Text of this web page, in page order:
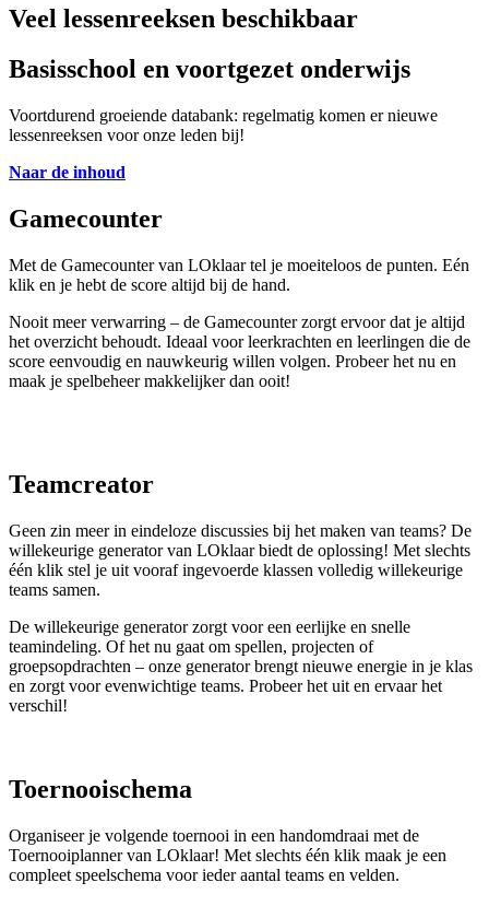
Veel lessenreeksen beschikbaar
Basisschool en voortgezet onderwijs
Voortdurend groeiende databank: regelmatig komen er nieuwe
lessenreeksen voor onze leden bij!
Naar de inhoud
Gamecounter
Met de Gamecounter van LOklaar tel je moeiteloos de punten. Eén
klik en je hebt de score altijd bij de hand.
Nooit meer verwarring – de Gamecounter zorgt ervoor dat je altijd
het overzicht behoudt. Ideaal voor leerkrachten en leerlingen die de
score eenvoudig en nauwkeurig willen volgen. Probeer het nu en
maak je spelbeheer makkelijker dan ooit!
Teamcreator
Geen zin meer in eindeloze discussies bij het maken van teams? De
willekeurige generator van LOklaar biedt de oplossing! Met slechts
één klik stel je uit vooraf ingevoerde klassen volledig willekeurige
teams samen.
De willekeurige generator zorgt voor een eerlijke en snelle
teamindeling. Of het nu gaat om spellen, projecten of
groepsopdrachten – onze generator brengt nieuwe energie in je klas
en zorgt voor evenwichtige teams. Probeer het uit en ervaar het
verschil!
Toernooischema
Organiseer je volgende toernooi in een handomdraai met de
Toernooiplanner van LOklaar! Met slechts één klik maak je een
compleet speelschema voor ieder aantal teams en velden.